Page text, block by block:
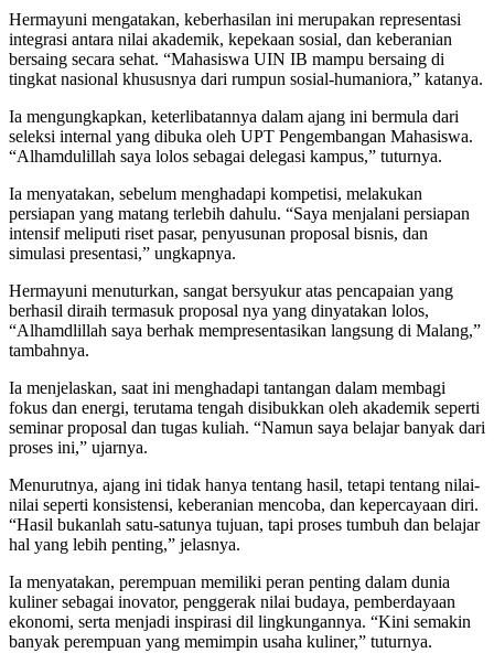
Hermayuni mengatakan, keberhasilan ini merupakan representasi
integrasi antara nilai akademik, kepekaan sosial, dan keberanian
bersaing secara sehat. “Mahasiswa UIN IB mampu bersaing di
tingkat nasional khususnya dari rumpun sosial-humaniora,” katanya.
Ia mengungkapkan, keterlibatannya dalam ajang ini bermula dari
seleksi internal yang dibuka oleh UPT Pengembangan Mahasiswa.
“Alhamdulillah saya lolos sebagai delegasi kampus,” tuturnya.
Ia menyatakan, sebelum menghadapi kompetisi, melakukan
persiapan yang matang terlebih dahulu. “Saya menjalani persiapan
intensif meliputi riset pasar, penyusunan proposal bisnis, dan
simulasi presentasi,” ungkapnya.
Hermayuni menuturkan, sangat bersyukur atas pencapaian yang
berhasil diraih termasuk proposal nya yang dinyatakan lolos,
“Alhamdlillah saya berhak mempresentasikan langsung di Malang,”
tambahnya.
Ia menjelaskan, saat ini menghadapi tantangan dalam membagi
fokus dan energi, terutama tengah disibukkan oleh akademik seperti
seminar proposal dan tugas kuliah. “Namun saya belajar banyak dari
proses ini,” ujarnya.
Menurutnya, ajang ini tidak hanya tentang hasil, tetapi tentang nilai-
nilai seperti konsistensi, keberanian mencoba, dan kepercayaan diri.
“Hasil bukanlah satu-satunya tujuan, tapi proses tumbuh dan belajar
hal yang lebih penting,” jelasnya.
Ia menyatakan, perempuan memiliki peran penting dalam dunia
kuliner sebagai inovator, penggerak nilai budaya, pemberdayaan
ekonomi, serta menjadi inspirasi dil lingkungannya. “Kini semakin
banyak perempuan yang memimpin usaha kuliner,” tuturnya.